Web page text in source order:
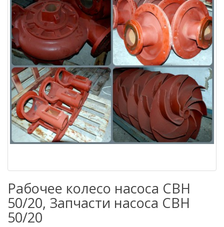
Рабочее колесо насоса СВН
50/20, Запчасти насоса СВН
50/20